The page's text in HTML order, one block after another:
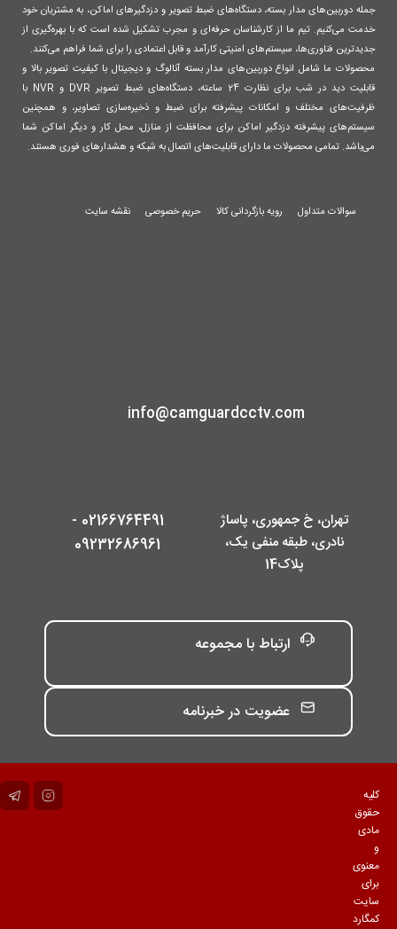
جمله دوربین‌های مدار بسته، دستگاه‌های ضبط تصویر و دزدگیرهای اماکن، به مشتریان خود
خدمت می‌کنیم. تیم ما از کارشناسان حرفه‌ای و مجرب تشکیل شده است که با بهره‌گیری از
جدیدترین فناوری‌ها، سیستم‌های امنیتی کارآمد و قابل اعتمادی را برای شما فراهم می‌کنند.
محصولات ما شامل انواع دوربین‌های مدار بسته آنالوگ و دیجیتال با کیفیت تصویر بالا و
قابلیت دید در شب برای نظارت 24 ساعته، دستگاه‌های ضبط تصویر DVR و NVR با
ظرفیت‌های مختلف و امکانات پیشرفته برای ضبط و ذخیره‌سازی تصاویر، و همچنین
سیستم‌های پیشرفته دزدگیر اماکن برای محافظت از منازل، محل کار و دیگر اماکن شما
می‌باشد. تمامی محصولات ما دارای قابلیت‌های اتصال به شبکه و هشدارهای فوری هستند.
سوالات متداول رویه بازگردانی کالا حریم خصوصی نقشه سایت
info@camguardcctv.com
تهران، خ جمهوری، پاساژ
نادری، طبقه منفی یک،
پلاک14
02166764491 -
09232686961
ارتباط با مجموعه
عضویت در خبرنامه
کلیه
حقوق
مادی
و
معنوی
برای
سایت
کمگارد